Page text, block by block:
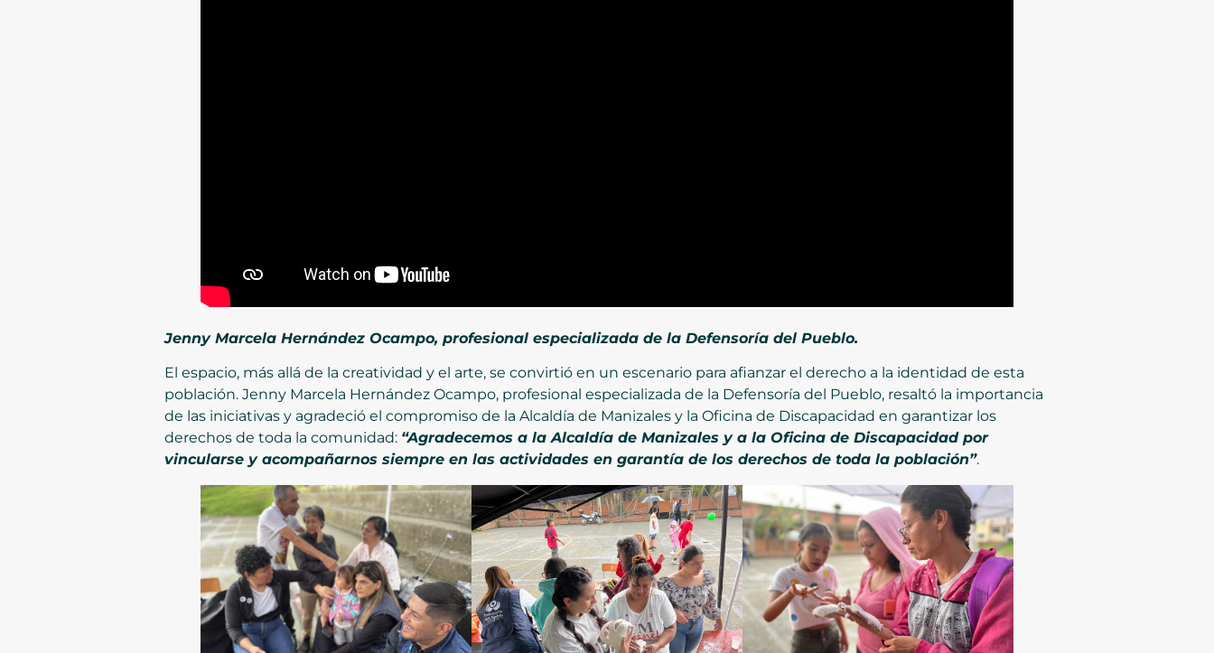
Jenny Marcela Hernández Ocampo, profesional especializada de la Defensoría del Pueblo.
El espacio, más allá de la creatividad y el arte, se convirtió en un escenario para afianzar el derecho a la identidad de esta
población. Jenny Marcela Hernández Ocampo, profesional especializada de la Defensoría del Pueblo, resaltó la importancia
de las iniciativas y agradeció el compromiso de la Alcaldía de Manizales y la Oficina de Discapacidad en garantizar los
derechos de toda la comunidad: “Agradecemos a la Alcaldía de Manizales y a la Oficina de Discapacidad por
vincularse y acompañarnos siempre en las actividades en garantía de los derechos de toda la población”.